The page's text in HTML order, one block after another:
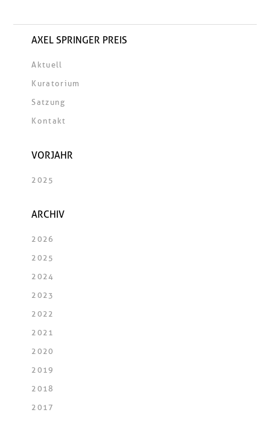
AXEL SPRINGER PREIS
Aktuell
Kuratorium
Satzung
Kontakt
VORJAHR
2025
ARCHIV
2026
2025
2024
2023
2022
2021
2020
2019
2018
2017